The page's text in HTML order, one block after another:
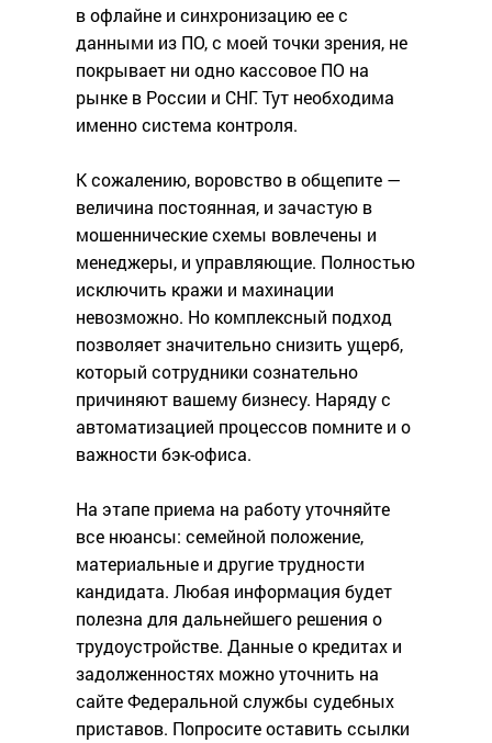
в офлайне и синхронизацию ее с
данными из ПО, с моей точки зрения, не
покрывает ни одно кассовое ПО на
рынке в России и СНГ. Тут необходима
именно система контроля.
К сожалению, воровство в общепите —
величина постоянная, и зачастую в
мошеннические схемы вовлечены и
менеджеры, и управляющие. Полностью
исключить кражи и махинации
невозможно. Но комплексный подход
позволяет значительно снизить ущерб,
который сотрудники сознательно
причиняют вашему бизнесу. Наряду с
автоматизацией процессов помните и о
важности бэк-офиса.
На этапе приема на работу уточняйте
все нюансы: семейной положение,
материальные и другие трудности
кандидата. Любая информация будет
полезна для дальнейшего решения о
трудоустройстве. Данные о кредитах и
задолженностях можно уточнить на
сайте Федеральной службы судебных
приставов. Попросите оставить ссылки